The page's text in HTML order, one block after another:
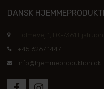
DANSK
Holmevej 1, DK-7361
+45 6267 1447
info@hjemmeproduktion.dk